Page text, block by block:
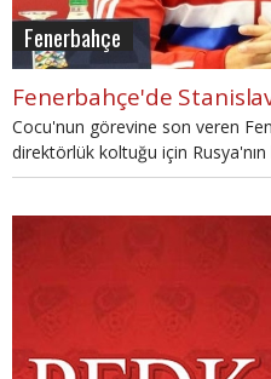
Fenerbahçe
Fenerbahçe'de
Cocu'nun görevine son veren
direktörlük koltuğu için
gündemine aldığı iddia edildi.